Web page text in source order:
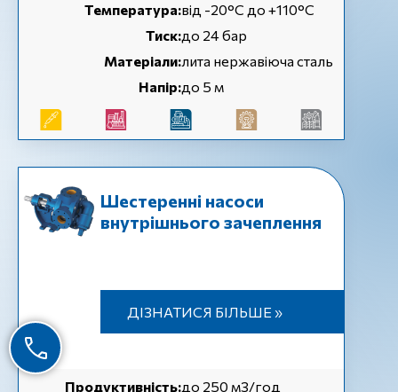
Температура:від -20°C до +110°C
Тиск:до 24 бар
Матеріали:лита нержавіюча сталь
Напір:до 5 м
Шестеренні насоси
внутрішнього зачеплення
ДІЗНАТИСЯ БІЛЬШЕ »
Продуктивність:до 250 м3/год